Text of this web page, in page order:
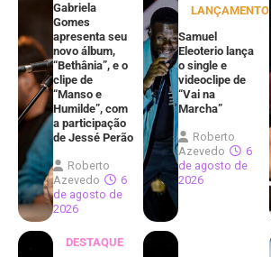
Gabriela
Gomes
apresenta seu
novo álbum,
“Bethânia”, e o
clipe de
“Manso e
Humilde”, com
a participação
de Jessé Perão
Roberto
Azevedo
6
de agosto de
2026
LANÇAMENTOS
Samuel
Eleoterio lança
o single e
videoclipe de
“Vai na
Marcha”
Roberto
Azevedo
6
de agosto de
2026
DESTAQUE